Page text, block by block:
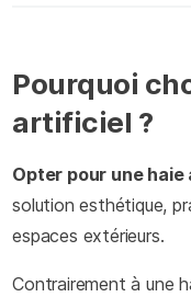
Pourquoi
artificiel ?
Opter pour une
solution esthétique,
espaces extérieurs.
Contrairement à une